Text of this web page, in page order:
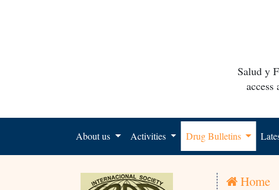
Salud y
About us Activities Drug Bulletins
Home